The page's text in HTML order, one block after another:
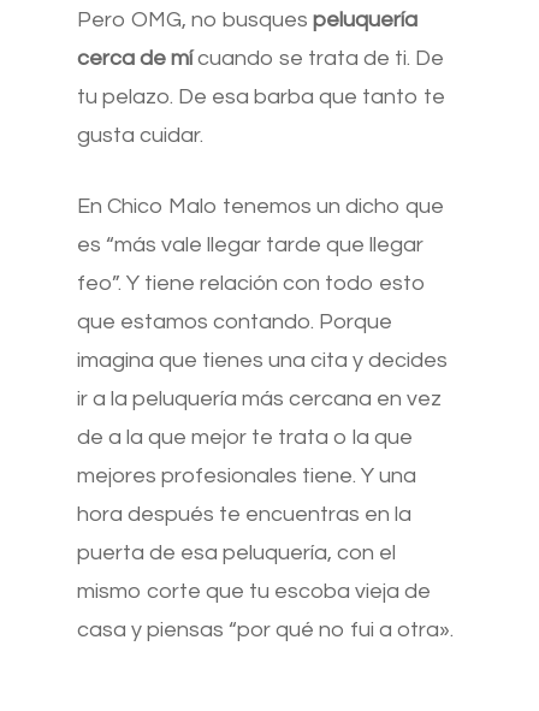
Pero OMG, no busquespeluquería
cerca de mícuando se trata de ti. De
tu pelazo. De esa barba que tanto te
gusta cuidar.
En Chico Malo tenemos un dicho que
es “más vale llegar tarde que llegar
feo”. Y tiene relación con todo esto
que estamos contando. Porque
imagina que tienes una cita y decides
ir a la peluquería más cercana en vez
de a la que mejor te trata o la que
mejores profesionales tiene. Y una
hora después te encuentras en la
puerta de esa peluquería, con el
mismo corte que tu escoba vieja de
casa y piensas “por qué no fui a otra».